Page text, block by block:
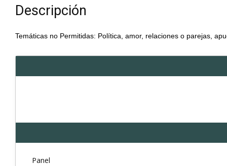
Descripción
Temáticas no Permitidas: Política, amor, relaciones o parejas,
Panel